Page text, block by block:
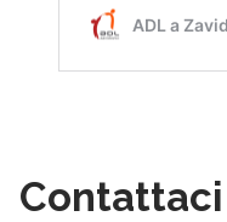
Contattaci